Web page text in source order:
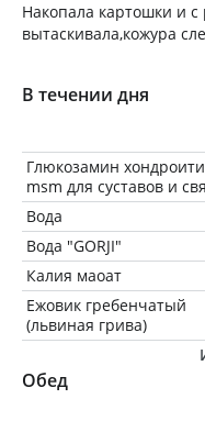
Накопала картошки и
вытаскивала,кожура
В течении дня
Глюкозамин
msm для суставов и
Вода
Вода "GORJI"
Калия маоат
Ежовик гребенчатый
(львиная грива)
Обед